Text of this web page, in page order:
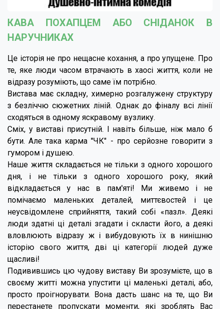
КАВА ПОХАПЦЕМ АБО СНІДАНОК В
НАРУЧНИКАХ
Це історія не про нещасне кохання, а про упущене. Про
те, яке люди часом втрачають в хаосі життя, коли не
відразу розуміють, що саме їм потрібно.
Вистава має складну, химерно розгалужену структуру
з безліччю сюжетних ліній. Однак до фіналу всі лінії
сходяться в одному яскравому вузлику.
Сміх, у виставі присутній. І навіть більше, ніж мало б
бути. Але така карма "ЧК" - про серйозне говорити з
гумором і душею.
Наше життя складається не тільки з одного хорошого
дня, і не тільки з одного хорошого року, який
відкладається у нас в пам'яті! Ми живемо і не
помічаємо маленьких деталей, миттєвостей і це
неусвідомлене сприйняття, такий собі «пазл». Деякі
люди здатні ці деталі згадати і скласти його, а деякі
вловлюють відразу ж і вибудовують їх в нинішню
історію свого життя, дві ці категорії людей дуже
щасливі!
Подивившись цю чудову виставу Ви зрозумієте, що в
своєму житті можна упустити ці маленькі деталі, або,
просто проігнорувати. Вона дасть шанс на те, що Ви
перестанете пропускати моменти, які зроблять Вас